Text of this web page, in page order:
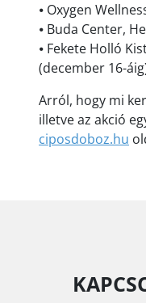
⦁ Oxygen
⦁ Buda Center,
⦁ Fekete Holló
(december 16-
Arról, hogy mi
illetve az akció
ciposdoboz.hu